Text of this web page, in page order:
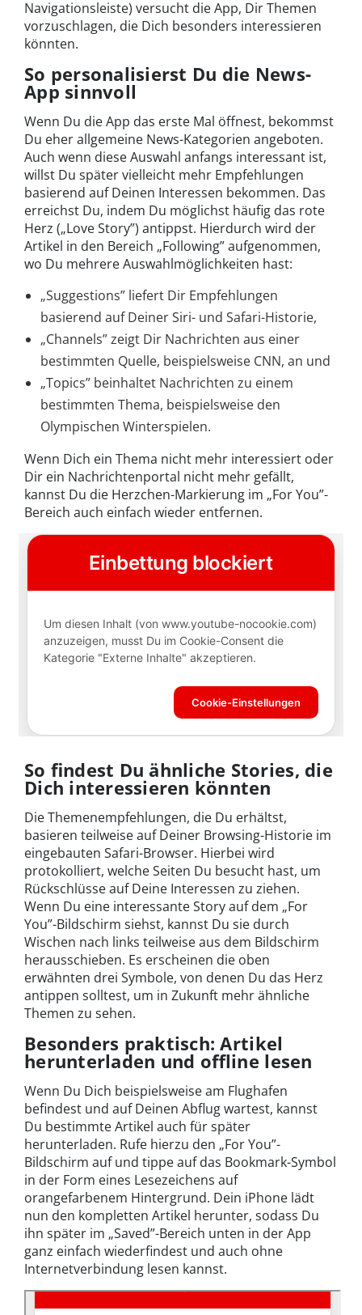
Navigationsleiste) versucht die App, Dir Themen
vorzuschlagen, die Dich besonders interessieren
könnten.
So personalisierst Du die News-
App sinnvoll
Wenn Du die App das erste Mal öffnest, bekommst
Du eher allgemeine News-Kategorien angeboten.
Auch wenn diese Auswahl anfangs interessant ist,
willst Du später vielleicht mehr Empfehlungen
basierend auf Deinen Interessen bekommen. Das
erreichst Du, indem Du möglichst häufig das rote
Herz („Love Story”) antippst. Hierdurch wird der
Artikel in den Bereich „Following” aufgenommen,
wo Du mehrere Auswahlmöglichkeiten hast:
„Suggestions” liefert Dir Empfehlungen
basierend auf Deiner Siri- und Safari-Historie,
„Channels” zeigt Dir Nachrichten aus einer
bestimmten Quelle, beispielsweise CNN, an und
„Topics” beinhaltet Nachrichten zu einem
bestimmten Thema, beispielsweise den
Olympischen Winterspielen.
Wenn Dich ein Thema nicht mehr interessiert oder
Dir ein Nachrichtenportal nicht mehr gefällt,
kannst Du die Herzchen-Markierung im „For You”-
Bereich auch einfach wieder entfernen.
So findest Du ähnliche Stories, die
Dich interessieren könnten
Die Themenempfehlungen, die Du erhältst,
basieren teilweise auf Deiner Browsing-Historie im
eingebauten Safari-Browser. Hierbei wird
protokolliert, welche Seiten Du besucht hast, um
Rückschlüsse auf Deine Interessen zu ziehen.
Wenn Du eine interessante Story auf dem „For
You”-Bildschirm siehst, kannst Du sie durch
Wischen nach links teilweise aus dem Bildschirm
herausschieben. Es erscheinen die oben
erwähnten drei Symbole, von denen Du das Herz
antippen solltest, um in Zukunft mehr ähnliche
Themen zu sehen.
Besonders praktisch: Artikel
herunterladen und offline lesen
Wenn Du Dich beispielsweise am Flughafen
befindest und auf Deinen Abflug wartest, kannst
Du bestimmte Artikel auch für später
herunterladen. Rufe hierzu den „For You”-
Bildschirm auf und tippe auf das Bookmark-Symbol
in der Form eines Lesezeichens auf
orangefarbenem Hintergrund. Dein iPhone lädt
nun den kompletten Artikel herunter, sodass Du
ihn später im „Saved”-Bereich unten in der App
ganz einfach wiederfindest und auch ohne
Internetverbindung lesen kannst.